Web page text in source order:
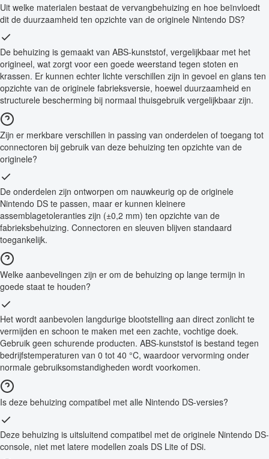
Uit welke materialen bestaat de vervangbehuizing en hoe beïnvloedt
dit de duurzaamheid ten opzichte van de originele Nintendo DS?
De behuizing is gemaakt van ABS-kunststof, vergelijkbaar met het
origineel, wat zorgt voor een goede weerstand tegen stoten en
krassen. Er kunnen echter lichte verschillen zijn in gevoel en glans ten
opzichte van de originele fabrieksversie, hoewel duurzaamheid en
structurele bescherming bij normaal thuisgebruik vergelijkbaar zijn.
Zijn er merkbare verschillen in passing van onderdelen of toegang tot
connectoren bij gebruik van deze behuizing ten opzichte van de
originele?
De onderdelen zijn ontworpen om nauwkeurig op de originele
Nintendo DS te passen, maar er kunnen kleinere
assemblagetoleranties zijn (±0,2 mm) ten opzichte van de
fabrieksbehuizing. Connectoren en sleuven blijven standaard
toegankelijk.
Welke aanbevelingen zijn er om de behuizing op lange termijn in
goede staat te houden?
Het wordt aanbevolen langdurige blootstelling aan direct zonlicht te
vermijden en schoon te maken met een zachte, vochtige doek.
Gebruik geen schurende producten. ABS-kunststof is bestand tegen
bedrijfstemperaturen van 0 tot 40 °C, waardoor vervorming onder
normale gebruiksomstandigheden wordt voorkomen.
Is deze behuizing compatibel met alle Nintendo DS-versies?
Deze behuizing is uitsluitend compatibel met de originele Nintendo DS-
console, niet met latere modellen zoals DS Lite of DSi.